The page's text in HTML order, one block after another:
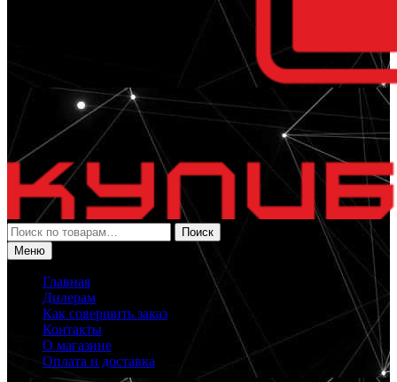
Искать:
Поиск
Меню
Главная
Дилерам
Как совершить заказ
Контакты
О магазине
Оплата и доставка